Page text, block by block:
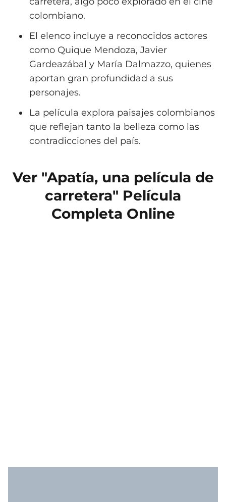
colombiano.
El elenco incluye a reconocidos actores
como Quique Mendoza, Javier
Gardeazábal y María Dalmazzo, quienes
aportan gran profundidad a sus
personajes.
La película explora paisajes colombianos
que reflejan tanto la belleza como las
contradicciones del país.
Ver "Apatía, una película de
carretera" Película
Completa Online